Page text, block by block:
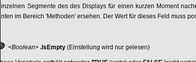
einzelnen Segmente des des Displays für einen kurzen Moment
unten im Bereich 'Methoden' ersehen. Der Wert für dieses Feld muss
<Boolean>.IsEmpty (Einstellung wird nur gelesen)